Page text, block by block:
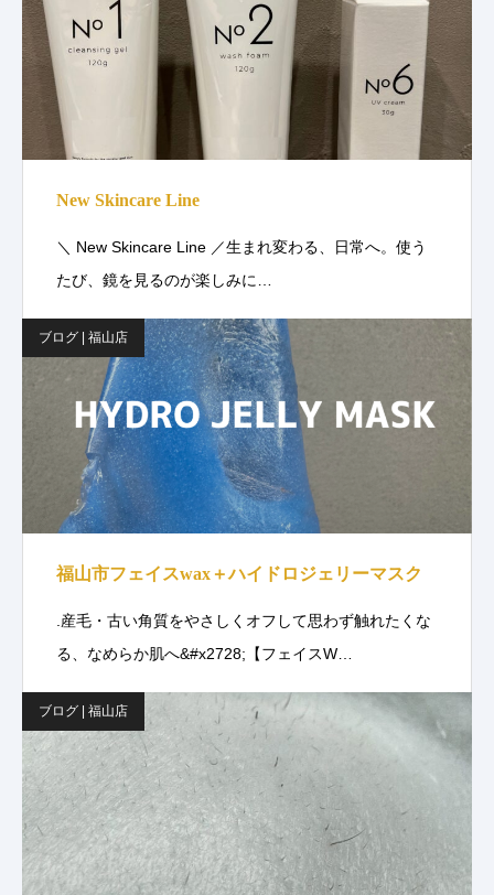
New Skincare Line
＼ New Skincare Line ／生まれ変わる、日常へ。使う
たび、鏡を見るのが楽しみに…
ブログ | 福山店
福山市フェイスwax＋ハイドロジェリーマスク
.産毛・古い角質をやさしくオフして思わず触れたくな
る、なめらか肌へ&#x2728;【フェイスW…
ブログ | 福山店